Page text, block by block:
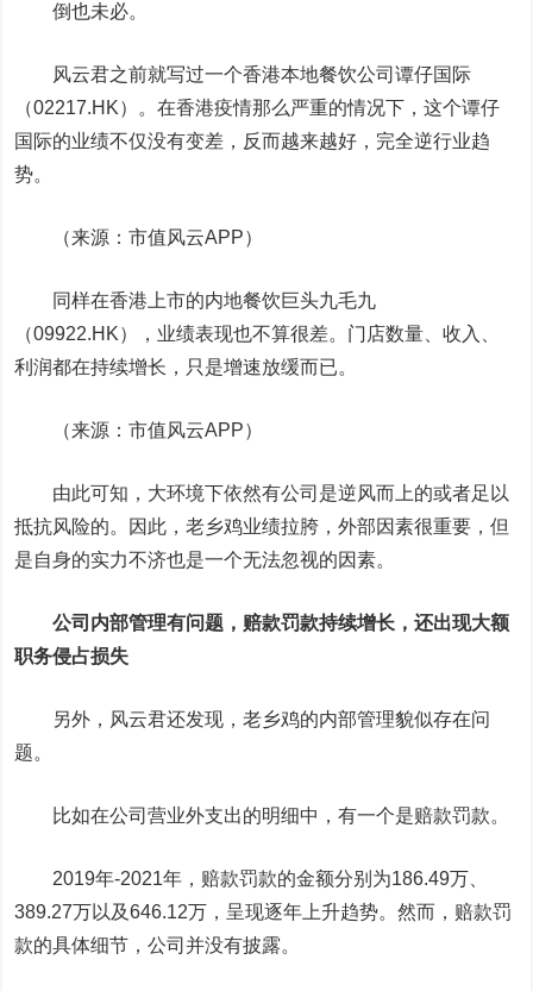
倒也未必。
风云君之前就写过一个香港本地餐饮公司谭仔国际
（02217.HK）。在香港疫情那么严重的情况下，这个谭仔
国际的业绩不仅没有变差，反而越来越好，完全逆行业趋
势。
（来源：市值风云APP）
同样在香港上市的内地餐饮巨头九毛九
（09922.HK），业绩表现也不算很差。门店数量、收入、
利润都在持续增长，只是增速放缓而已。
（来源：市值风云APP）
由此可知，大环境下依然有公司是逆风而上的或者足以
抵抗风险的。因此，老乡鸡业绩拉胯，外部因素很重要，但
是自身的实力不济也是一个无法忽视的因素。
公司内部管理有问题，赔款罚款持续增长，还出现大额
职务侵占损失
另外，风云君还发现，老乡鸡的内部管理貌似存在问
题。
比如在公司营业外支出的明细中，有一个是赔款罚款。
2019年-2021年，赔款罚款的金额分别为186.49万、
389.27万以及646.12万，呈现逐年上升趋势。然而，赔款罚
款的具体细节，公司并没有披露。